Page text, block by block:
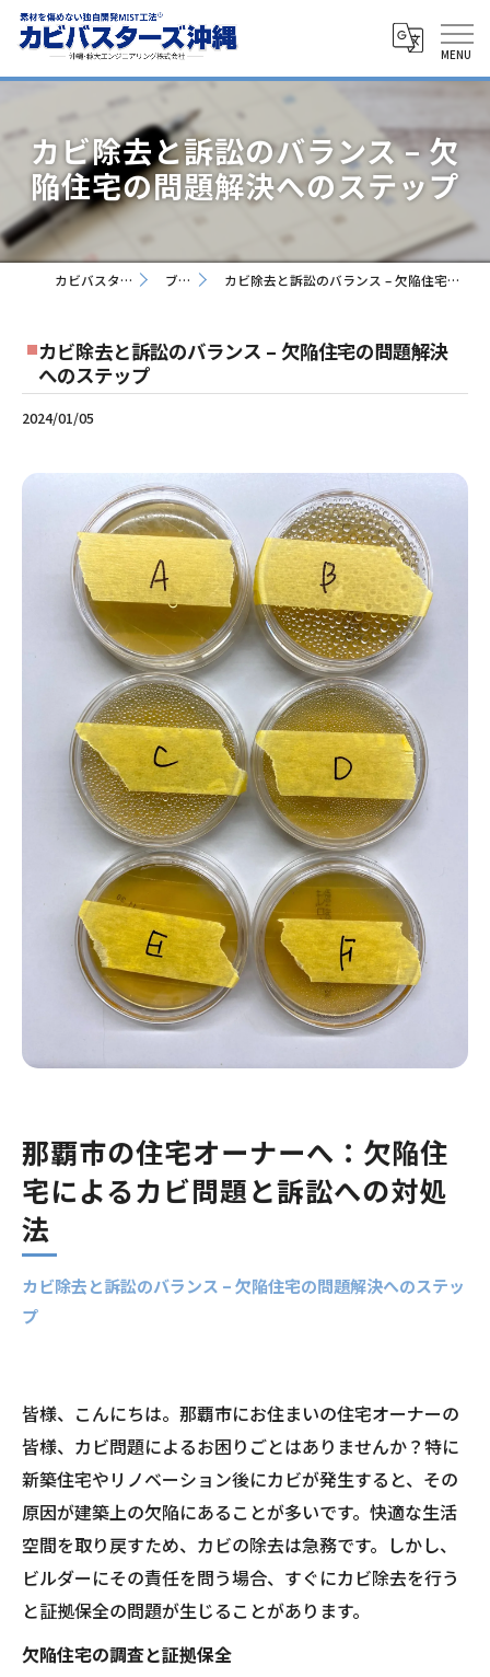
カビ除去と訴訟のバランス – 欠
陥住宅の問題解決へのステップ
カビバスターズ沖縄 ブログ カビ除去と訴訟のバランス – 欠陥住宅の問題解決へのステップ
カビ除去と訴訟のバランス – 欠陥住宅の問題解決
へのステップ
2024/01/05
那覇市の住宅オーナーへ：欠陥住
宅によるカビ問題と訴訟への対処
法
カビ除去と訴訟のバランス – 欠陥住宅の問題解決へのステッ
プ
皆様、こんにちは。那覇市にお住まいの住宅オーナーの
皆様、カビ問題によるお困りごとはありませんか？特に
新築住宅やリノベーション後にカビが発生すると、その
原因が建築上の欠陥にあることが多いです。快適な生活
空間を取り戻すため、カビの除去は急務です。しかし、
ビルダーにその責任を問う場合、すぐにカビ除去を行う
と証拠保全の問題が生じることがあります。
欠陥住宅の調査と証拠保全